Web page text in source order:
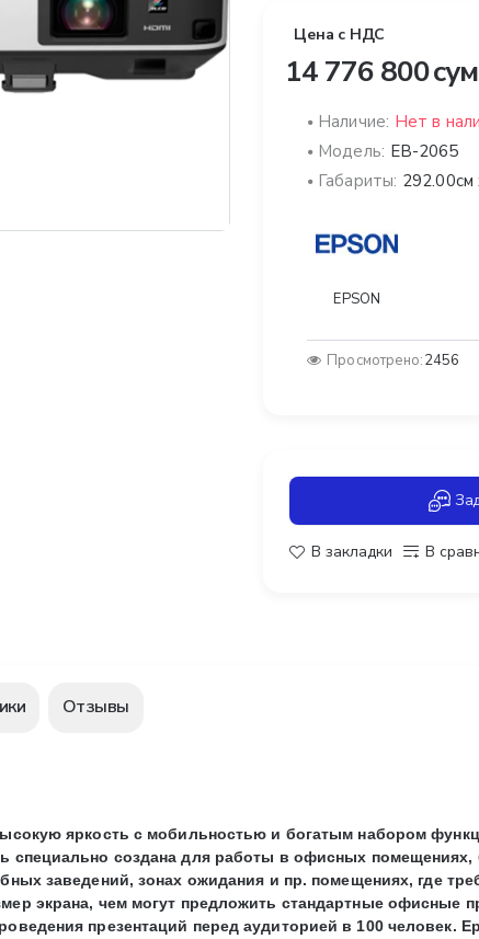
Цена с НДС
14 776 800 сум
Наличие: Нет в
Модель: EB-2065
Габариты: 292.00см
EPSON
Просмотрено:2456
В закладки В
Отзывы
яркость с мобильностью и богатым набором
специально создана для работы в офисных
заведений, зонах ожидания и пр. помещениях, где
экрана, чем могут предложить стандартные офисные
презентаций перед аудиторией в 100 человек.